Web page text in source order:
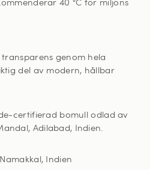
40 °C för miljöns
genom hela
del av modern, hållbar
certifierad bomull odlad av
Adilabad, Indien.
Indien